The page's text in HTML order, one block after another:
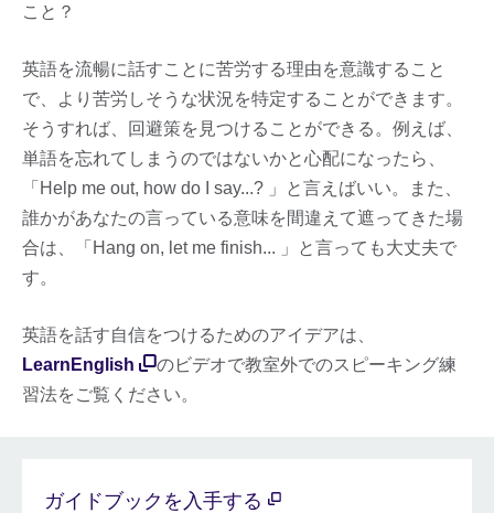
こと？
英語を流暢に話すことに苦労する理由を意識すること
で、より苦労しそうな状況を特定することができます。
そうすれば、回避策を見つけることができる。例えば、
単語を忘れてしまうのではないかと心配になったら、
「Help me out, how do I say...? 」と言えばいい。また、
誰かがあなたの言っている意味を間違えて遮ってきた場
合は、「Hang on, let me finish... 」と言っても大丈夫で
す。
英語を話す自信をつけるためのアイデアは、
LearnEnglish
のビデオで教室外でのスピーキング練
習法をご覧ください。
ガイドブックを入手する